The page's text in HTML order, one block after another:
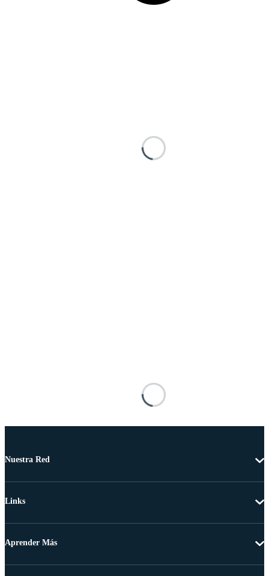
Nuestra Red
Links
Aprender Más